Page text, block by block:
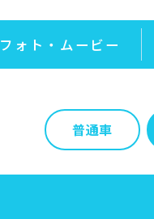
フォト・ ムービー
普通車